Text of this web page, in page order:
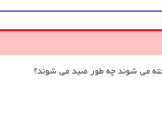
می شوند چه طور صید می شوند؟